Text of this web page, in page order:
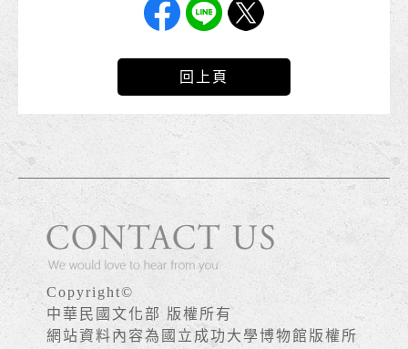
回上頁
Copyright©
中華民國文化部 版權所有
網站資料內容為國立成功大學博物館版權所